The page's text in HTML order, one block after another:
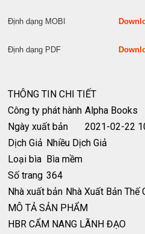
Định dạng MOBI
Định dạng PDF
THÔNG TIN CHI TIẾT
Công ty phát hành Alpha Books
Ngày xuất bản
2021-02-22
Dịch Giả Nhiều Dịch Giả
Loại bìa Bìa mềm
Số trang 364
Nhà xuất bản Nhà Xuất Bản Thế
MÔ TẢ SẢN PHẨM
HBR CẨM NANG LÃNH ĐẠO